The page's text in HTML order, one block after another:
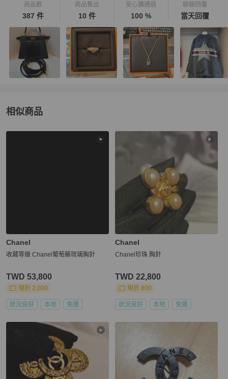
商品數
387 件
商品售出
10 件
安心購通過
100 %
聊聊回覆
當天回覆
相似商品
更多相似Chanel女士配件推薦精品
Chanel
收藏等級 Chanel葡萄藤琉璃胸針
TWD 53,800
現折 2,000
狀況良好 本地 免運
Chanel
Chanel珍珠 胸針
TWD 22,800
現折 800
狀況良好 本地 免運